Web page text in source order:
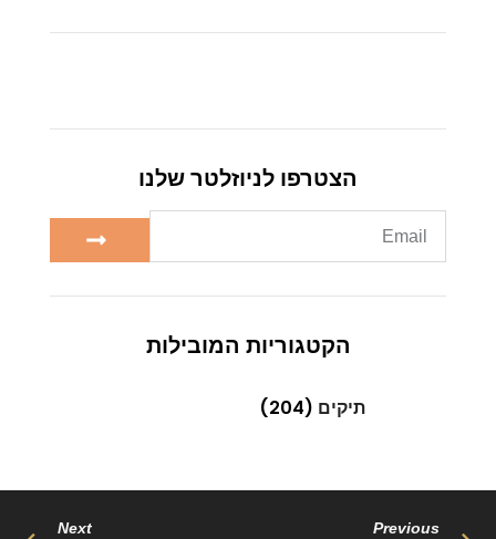
הצטרפו לניוזלטר שלנו
הקטגוריות המובילות
תיקים (204)
Previous
Next